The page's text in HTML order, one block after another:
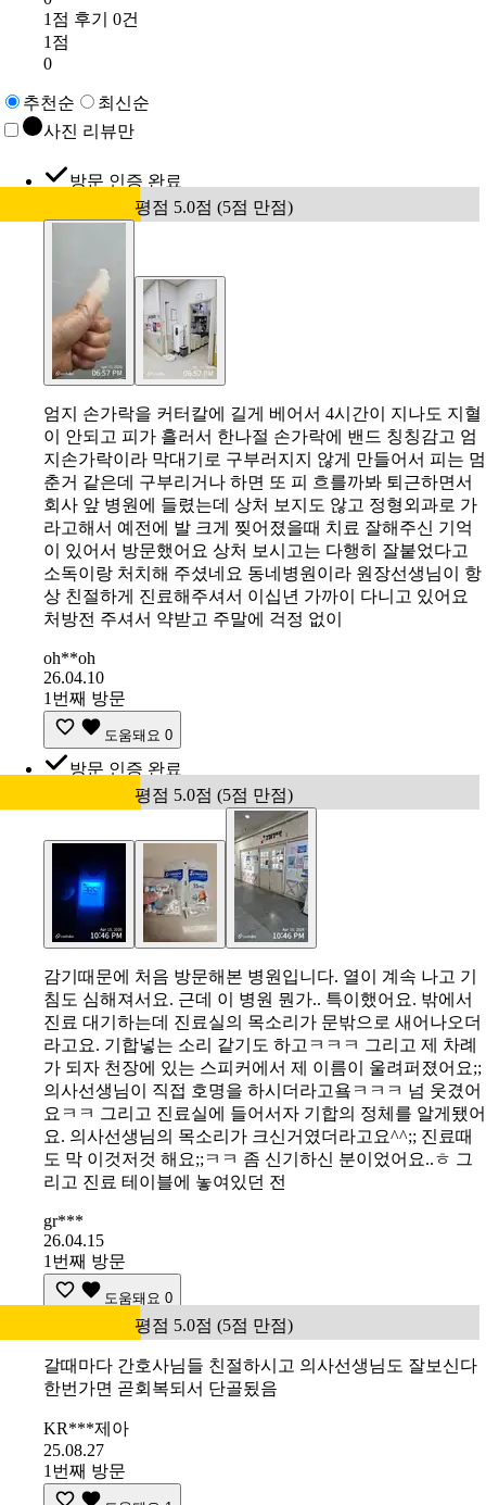
1점 후기 0건
1점
0
추천순
최신순
사진 리뷰만
방문 인증 완료
평점 5.0점 (5점 만점)
엄지 손가락을 커터칼에 길게 베어서 4시간이 지나도 지혈
이 안되고 피가 흘러서 한나절 손가락에 밴드 칭칭감고 엄
지손가락이라 막대기로 구부러지지 않게 만들어서 피는 멈
춘거 같은데 구부리거나 하면 또 피 흐를까봐 퇴근하면서
회사 앞 병원에 들렸는데 상처 보지도 않고 정형외과로 가
라고해서 예전에 발 크게 찢어졌을때 치료 잘해주신 기억
이 있어서 방문했어요 상처 보시고는 다행히 잘붙었다고
소독이랑 처치해 주셨네요 동네병원이라 원장선생님이 항
상 친절하게 진료해주셔서 이십년 가까이 다니고 있어요
처방전 주셔서 약받고 주말에 걱정 없이
oh**oh
26.04.10
1번째 방문
도움돼요 0
방문 인증 완료
평점 5.0점 (5점 만점)
감기때문에 처음 방문해본 병원입니다. 열이 계속 나고 기
침도 심해져서요. 근데 이 병원 뭔가.. 특이했어요. 밖에서
진료 대기하는데 진료실의 목소리가 문밖으로 새어나오더
라고요. 기합넣는 소리 같기도 하고ㅋㅋㅋ 그리고 제 차례
가 되자 천장에 있는 스피커에서 제 이름이 울려퍼졌어요;;
의사선생님이 직접 호명을 하시더라고욬ㅋㅋㅋ 넘 웃겼어
요ㅋㅋ 그리고 진료실에 들어서자 기합의 정체를 알게됐어
요. 의사선생님의 목소리가 크신거였더라고요^^;; 진료때
도 막 이것저것 해요;;ㅋㅋ 좀 신기하신 분이었어요..ㅎ 그
리고 진료 테이블에 놓여있던 전
gr***
26.04.15
1번째 방문
도움돼요 0
평점 5.0점 (5점 만점)
갈때마다 간호사님들 친절하시고 의사선생님도 잘보신다
한번가면 곧회복되서 단골됬음
KR***제아
25.08.27
1번째 방문